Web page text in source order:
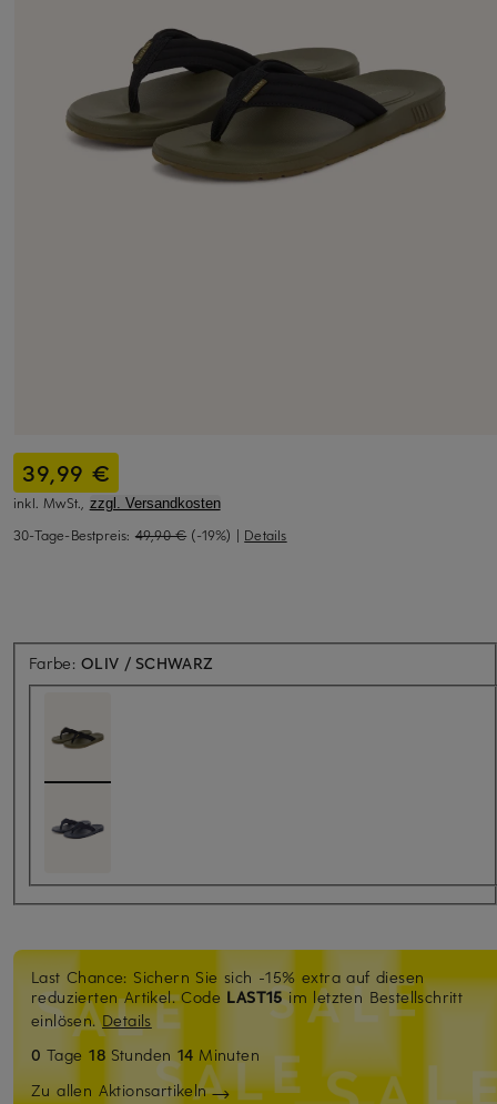
39,99 €
inkl. MwSt., zzgl. Versandkosten
30-Tage-Bestpreis: 49,90 € (-19%) | Details
Farbe:OLIV / SCHWARZ
Last Chance: Sichern Sie sich -15% extra auf diesen
reduzierten Artikel. Code LAST15im letzten Bestellschritt
einlösen.Details
0 Tage18 Stunden 14 Minuten
Zu allen Aktionsartikeln